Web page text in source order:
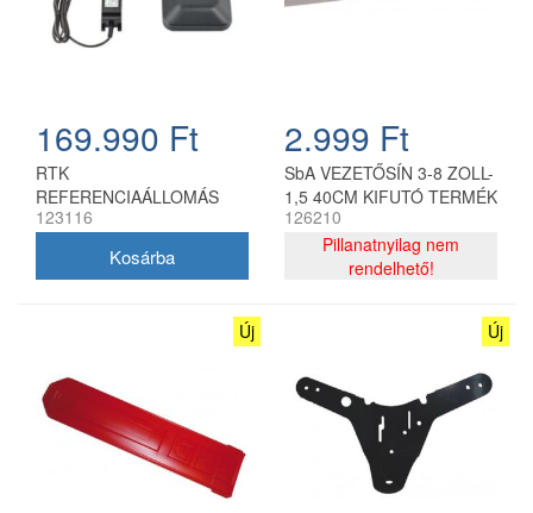
169.990 Ft
RTK
REFERENCIAÁLLOMÁS
123116
2.999 Ft
SbA VEZETŐSÍN 3-8 ZOLL-
1,5 40CM KIFUTÓ TERMÉK
126210
Pillanatnyilag nem
rendelhető!
Új Új